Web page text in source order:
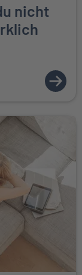
nicht
ZUM